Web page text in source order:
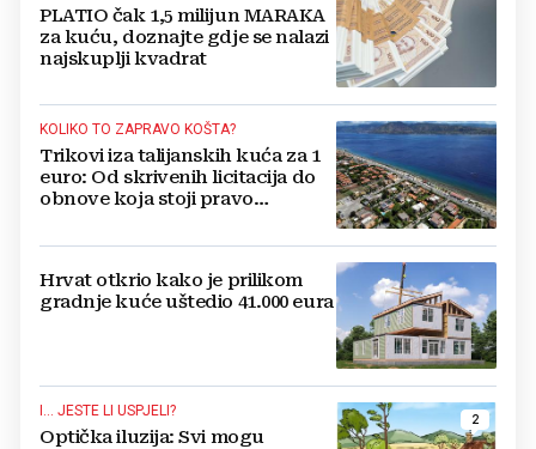
PLATIO čak 1,5 milijun MARAKA
za kuću, doznajte gdje se nalazi
najskuplji kvadrat
KOLIKO TO ZAPRAVO KOŠTA?
Trikovi iza talijanskih kuća za 1
euro: Od skrivenih licitacija do
obnove koja stoji pravo
Hrvat otkrio kako je prilikom
gradnje kuće uštedio 41.000 eura
2
I... JESTE LI USPJELI?
Optička iluzija: Svi mogu